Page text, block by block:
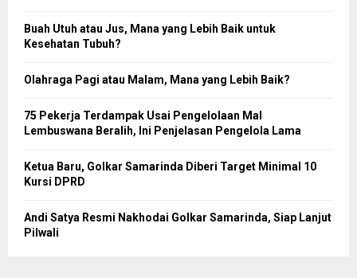
Buah Utuh atau Jus, Mana yang Lebih Baik untuk
Kesehatan Tubuh?
Olahraga Pagi atau Malam, Mana yang Lebih Baik?
75 Pekerja Terdampak Usai Pengelolaan Mal
Lembuswana Beralih, Ini Penjelasan Pengelola Lama
Ketua Baru, Golkar Samarinda Diberi Target Minimal 10
Kursi DPRD
Andi Satya Resmi Nakhodai Golkar Samarinda, Siap Lanjut
Pilwali